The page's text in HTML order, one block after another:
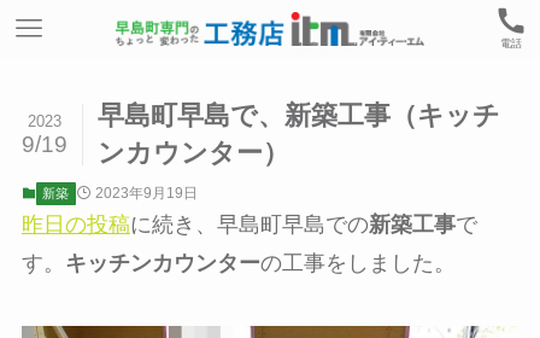
電話
早島町早島で、新築工事（キッチ
ンカウンター）
2023
9/19
新築 2023年9月19日
昨日の投稿に続き、早島町早島での新築工事で
す。 キッチンカウンターの工事をしました。